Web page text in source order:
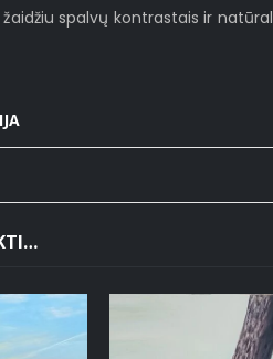
spalvų kontrastais ir